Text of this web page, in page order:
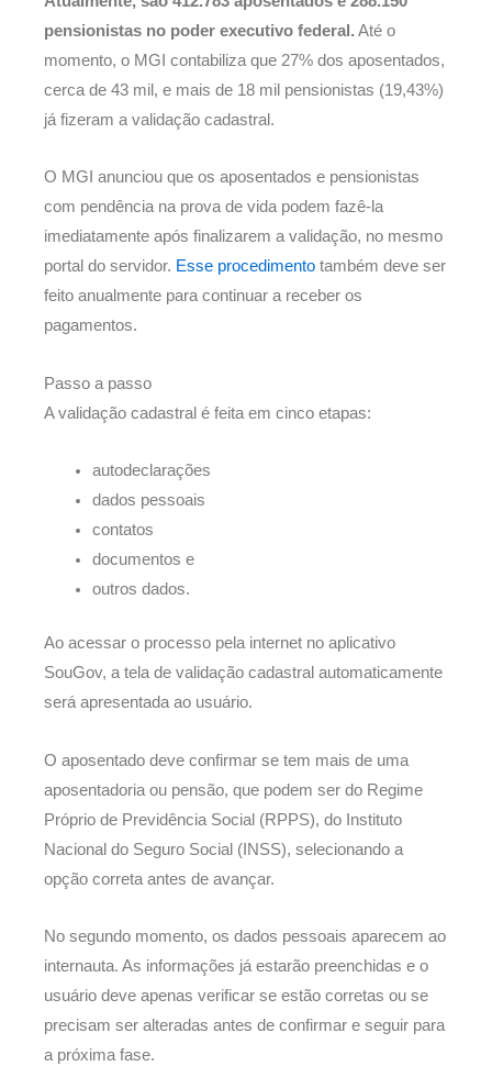
pensionistas no poder executivo federal. Até o
momento, o MGI contabiliza que 27% dos aposentados,
cerca de 43 mil, e mais de 18 mil pensionistas (19,43%)
já fizeram a validação cadastral.
O MGI anunciou que os aposentados e pensionistas
com pendência na prova de vida podem fazê-la
imediatamente após finalizarem a validação, no mesmo
portal do servidor. Esse procedimento também deve ser
feito anualmente para continuar a receber os
pagamentos.
Passo a passo
A validação cadastral é feita em cinco etapas:
autodeclarações
dados pessoais
contatos
documentos e
outros dados.
Ao acessar o processo pela internet no aplicativo
SouGov, a tela de validação cadastral automaticamente
será apresentada ao usuário.
O aposentado deve confirmar se tem mais de uma
aposentadoria ou pensão, que podem ser do Regime
Próprio de Previdência Social (RPPS), do Instituto
Nacional do Seguro Social (INSS), selecionando a
opção correta antes de avançar.
No segundo momento, os dados pessoais aparecem ao
internauta. As informações já estarão preenchidas e o
usuário deve apenas verificar se estão corretas ou se
precisam ser alteradas antes de confirmar e seguir para
a próxima fase.